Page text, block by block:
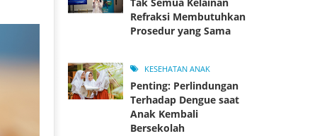
Refraksi Membutuhkan
Prosedur yang Sama
KESEHATAN ANAK
Penting: Perlindungan
Terhadap Dengue saat
Anak Kembali
Bersekolah